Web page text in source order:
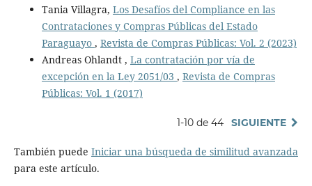
Tania Villagra, Los Desafíos del Compliance en las
Contrataciones y Compras Públicas del Estado
Paraguayo , Revista de Compras Públicas: Vol. 2 (2023)
Andreas Ohlandt , La contratación por vía de
excepción en la Ley 2051/03 , Revista de Compras
Públicas: Vol. 1 (2017)
1-10 de 44 SIGUIENTE
También puede Iniciar una búsqueda de similitud avanzada
para este artículo.